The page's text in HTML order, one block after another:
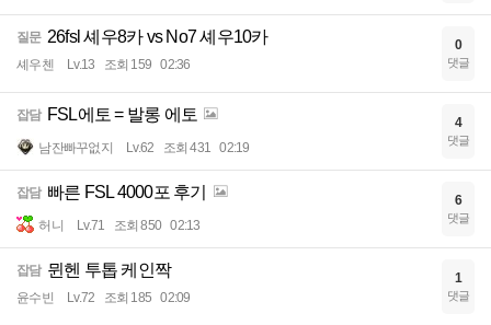
질문 26fsl 셰우8카 vs No7 셰우10카
셰우첸 Lv.13 조회 159 02:36
0
댓글
잡담 FSL에토 = 발롱 에토
남잔빠꾸없지 Lv.62 조회 431 02:19
4
댓글
잡담 빠른 FSL 4000포 후기
허니 Lv.71 조회 850 02:13
6
댓글
잡담 뮌헨 투톱 케인짝
윤수빈 Lv.72 조회 185 02:09
1
댓글